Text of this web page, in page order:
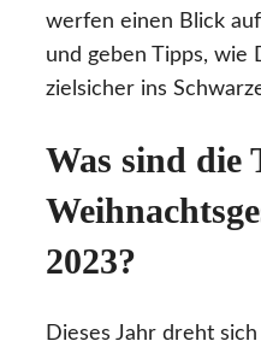
werfen einen Blick
und geben Tipps, wie
zielsicher ins
Was sind die
2023?
Dieses Jahr dreht